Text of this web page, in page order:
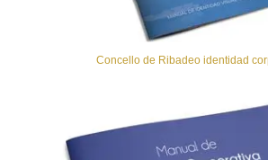
Concello de Ribadeo identidad